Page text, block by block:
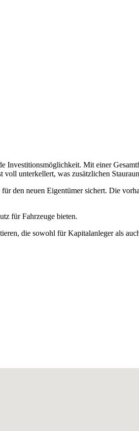
Investitionsmöglichkeit. Mit einer
unterkellert, was zusätzlichen
den neuen Eigentümer sichert. Die
für Fahrzeuge bieten.
die sowohl für Kapitalanleger als